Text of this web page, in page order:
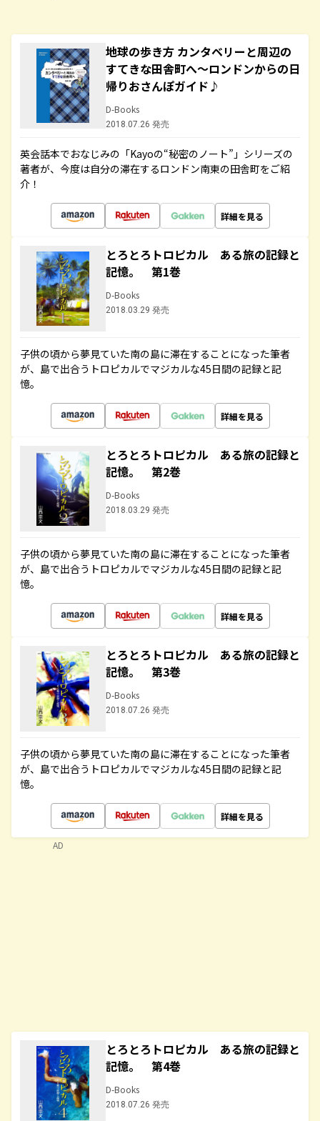
地球の歩き方 カンタベリーと周辺の
すてきな田舎町へ～ロンドンからの日
帰りおさんぽガイド♪
D-Books
2018.07.26 発売
英会話本でおなじみの「Kayoの“秘密のノート”」シリーズの
著者が、今度は自分の滞在するロンドン南東の田舎町をご紹
介！
詳細を見る
とろとろトロピカル ある旅の記録と
記憶。 第1巻
D-Books
2018.03.29 発売
子供の頃から夢見ていた南の島に滞在することになった筆者
が、島で出合うトロピカルでマジカルな45日間の記録と記
憶。
詳細を見る
とろとろトロピカル ある旅の記録と
記憶。 第2巻
D-Books
2018.03.29 発売
子供の頃から夢見ていた南の島に滞在することになった筆者
が、島で出合うトロピカルでマジカルな45日間の記録と記
憶。
詳細を見る
とろとろトロピカル ある旅の記録と
記憶。 第3巻
D-Books
2018.07.26 発売
子供の頃から夢見ていた南の島に滞在することになった筆者
が、島で出合うトロピカルでマジカルな45日間の記録と記
憶。
詳細を見る
とろとろトロピカル ある旅の記録と
記憶。 第4巻
D-Books
2018.07.26 発売
AD